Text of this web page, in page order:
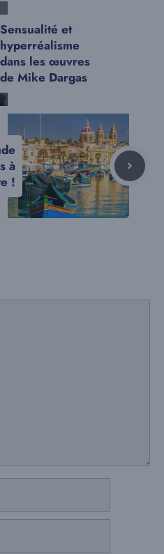
Sensualité et
hyperréalisme
dans les œuvres
de Mike Dargas
à
!